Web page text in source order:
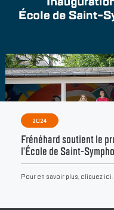
2024
Frénéhard soutient le
l’École de Saint-
Pour en savoir plus, cliquez ici.